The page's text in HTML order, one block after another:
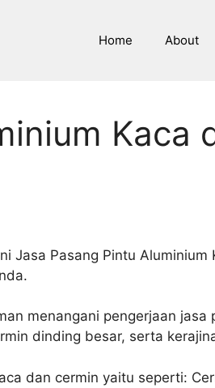
Home About
Kaca
Jasa Pasang Pintu
menangani pengerjaan
dinding besar, serta
dan cermin yaitu seperti: